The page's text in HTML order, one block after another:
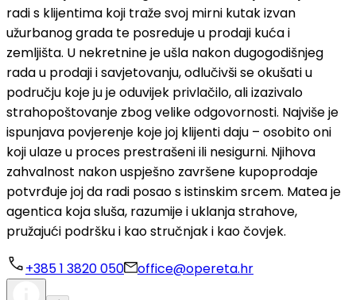
radi s klijentima koji traže svoj mirni kutak izvan
užurbanog grada te posreduje u prodaji kuća i
zemljišta. U nekretnine je ušla nakon dugogodišnjeg
rada u prodaji i savjetovanju, odlučivši se okušati u
području koje ju je oduvijek privlačilo, ali izazivalo
strahopoštovanje zbog velike odgovornosti. Najviše je
ispunjava povjerenje koje joj klijenti daju – osobito oni
koji ulaze u proces prestrašeni ili nesigurni. Njihova
zahvalnost nakon uspješno završene kupoprodaje
potvrđuje joj da radi posao s istinskim srcem. Matea je
agentica koja sluša, razumije i uklanja strahove,
pružajući podršku i kao stručnjak i kao čovjek.
+385 1 3820 050 office@opereta.hr